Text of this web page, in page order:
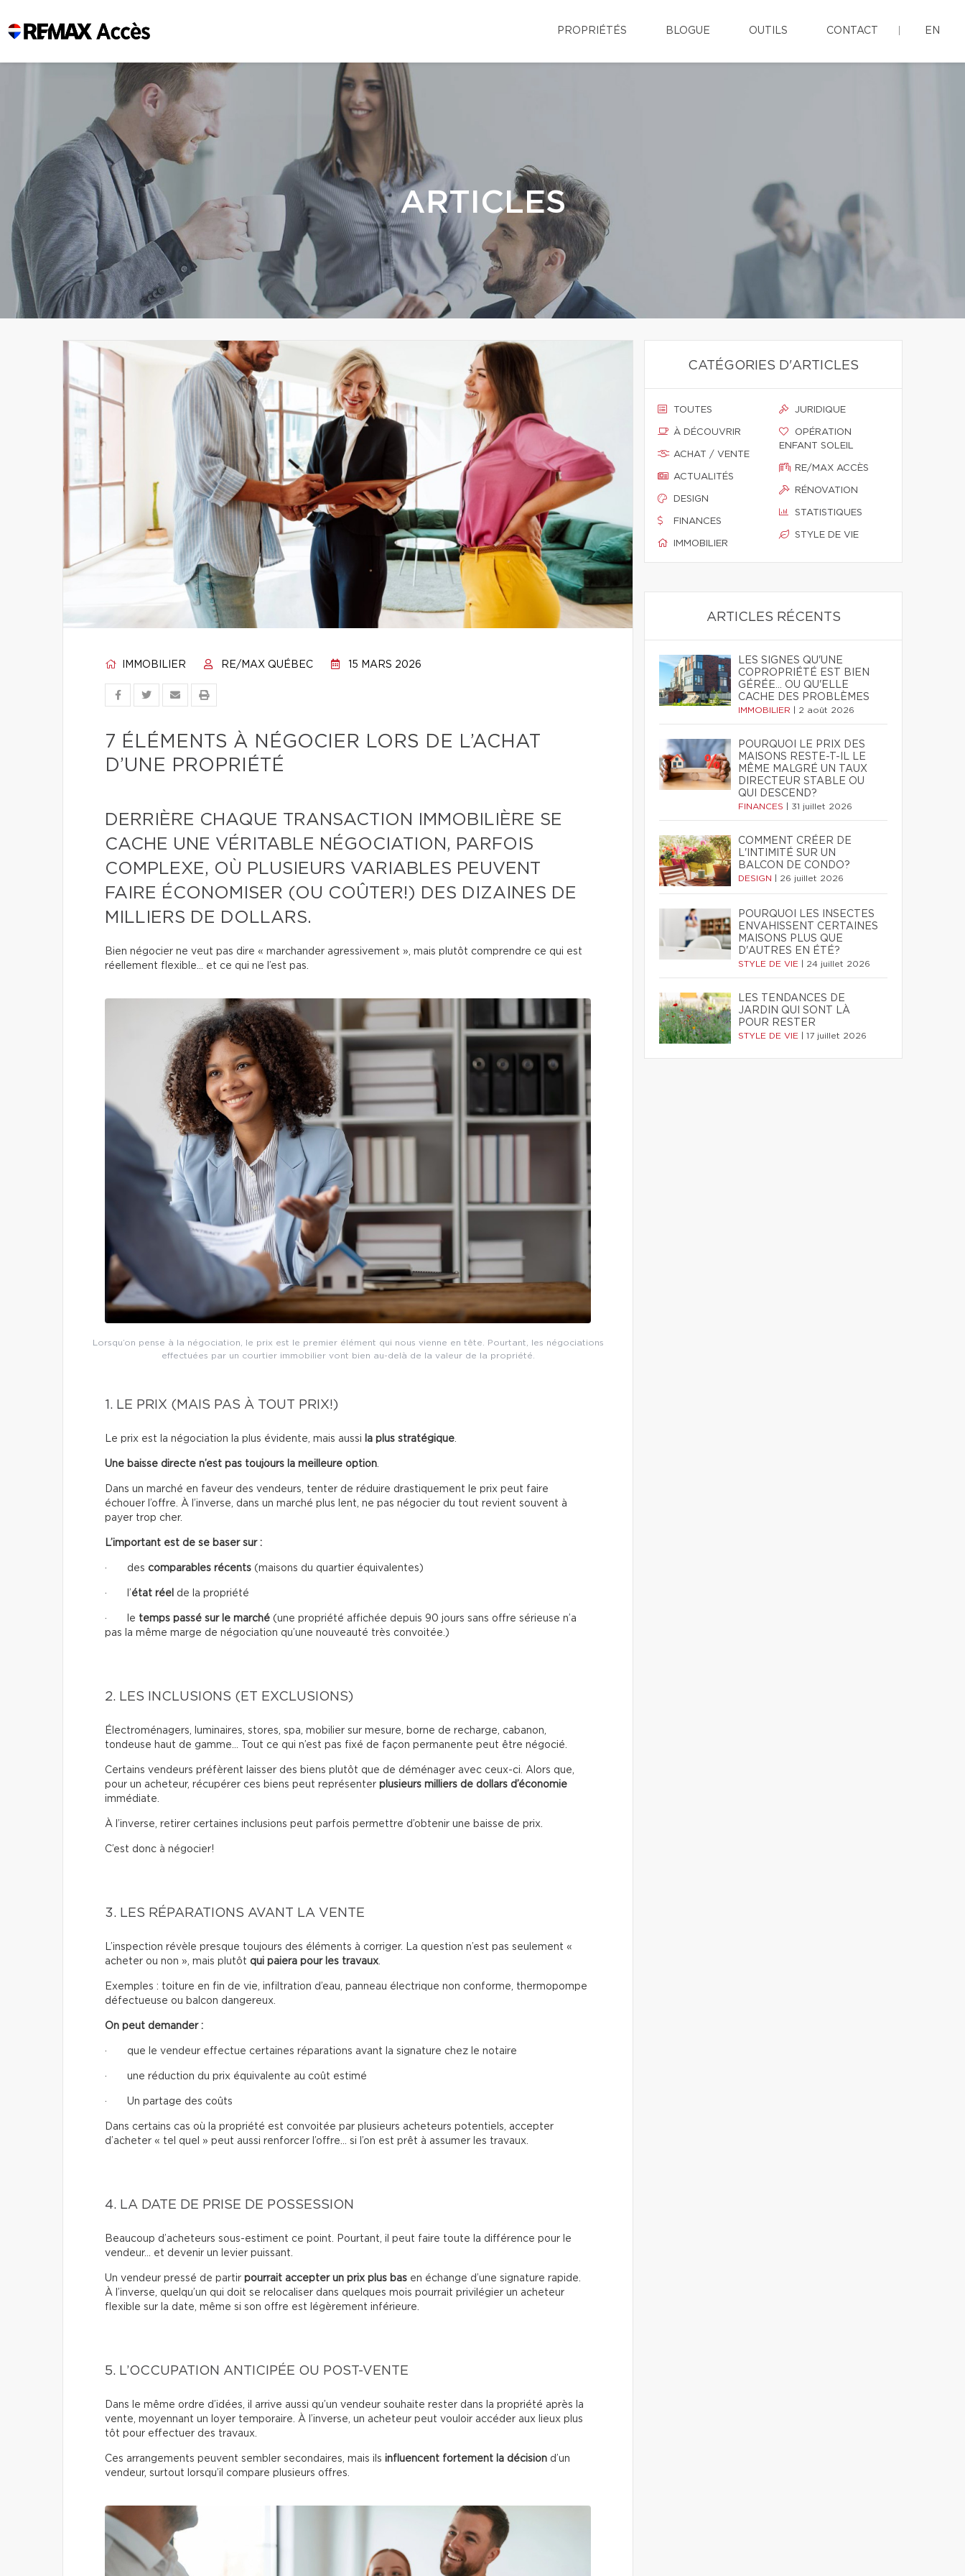
PROPRIÉTÉS BLOGUE OUTILS CONTACT EN
ARTICLES
IMMOBILIER RE/MAX QUÉBEC 15 MARS 2026
7 ÉLÉMENTS À NÉGOCIER LORS DE L’ACHAT
D’UNE PROPRIÉTÉ
DERRIÈRE CHAQUE TRANSACTION IMMOBILIÈRE SE
CACHE UNE VÉRITABLE NÉGOCIATION, PARFOIS
COMPLEXE, OÙ PLUSIEURS VARIABLES PEUVENT
FAIRE ÉCONOMISER (OU COÛTER!) DES DIZAINES DE
MILLIERS DE DOLLARS.
Bien négocier ne veut pas dire « marchander agressivement », mais plutôt comprendre ce qui est
réellement flexible… et ce qui ne l’est pas.
Lorsqu’on pense à la négociation, le prix est le premier élément qui nous vienne en tête. Pourtant, les négociations
effectuées par un courtier immobilier vont bien au-delà de la valeur de la propriété.
1. LE PRIX (MAIS PAS À TOUT PRIX!)
Le prix est la négociation la plus évidente, mais aussi la plus stratégique
Une baisse directe n’est pas toujours la meilleure option
Dans un marché en faveur des vendeurs, tenter de réduire drastiquement le prix peut faire
échouer l’offre. À l’inverse, dans un marché plus lent, ne pas négocier du tout revient souvent à
payer trop cher.
L’important est de se baser sur :
· des comparables récents (maisons du quartier équivalentes)
· l’état réel de la propriété
· le temps passé sur le marché (une propriété affichée depuis 90 jours sans offre sérieuse n’a
pas la même marge de négociation qu’une nouveauté très convoitée.)
2. LES INCLUSIONS (ET EXCLUSIONS)
Électroménagers, luminaires, stores, spa, mobilier sur mesure, borne de recharge, cabanon,
tondeuse haut de gamme… Tout ce qui n’est pas fixé de façon permanente peut être négocié.
Certains vendeurs préfèrent laisser des biens plutôt que de déménager avec ceux-ci. Alors que,
pour un acheteur, récupérer ces biens peut représenter plusieurs milliers de dollars d’économie
immédiate.
À l’inverse, retirer certaines inclusions peut parfois permettre d’obtenir une baisse de prix.
C’est donc à négocier!
3. LES RÉPARATIONS AVANT LA VENTE
L’inspection révèle presque toujours des éléments à corriger. La question n’est pas seulement «
acheter ou non », mais plutôt qui paiera pour les travaux
Exemples : toiture en fin de vie, infiltration d’eau, panneau électrique non conforme, thermopompe
défectueuse ou balcon dangereux.
On peut demander :
· que le vendeur effectue certaines réparations avant la signature chez le notaire
· une réduction du prix équivalente au coût estimé
· Un partage des coûts
Dans certains cas où la propriété est convoitée par plusieurs acheteurs potentiels, accepter
d’acheter « tel quel » peut aussi renforcer l’offre… si l’on est prêt à assumer les travaux.
4. LA DATE DE PRISE DE POSSESSION
Beaucoup d’acheteurs sous-estiment ce point. Pourtant, il peut faire toute la différence pour le
vendeur… et devenir un levier puissant.
Un vendeur pressé de partir pourrait accepter un prix plus bas en échange d’une signature rapide.
À l’inverse, quelqu’un qui doit se relocaliser dans quelques mois pourrait privilégier un acheteur
flexible sur la date, même si son offre est légèrement inférieure.
5. L’OCCUPATION ANTICIPÉE OU POST-VENTE
Dans le même ordre d’idées, il arrive aussi qu’un vendeur souhaite rester dans la propriété après la
vente, moyennant un loyer temporaire. À l’inverse, un acheteur peut vouloir accéder aux lieux plus
tôt pour effectuer des travaux.
Ces arrangements peuvent sembler secondaires, mais ils influencent fortement la décision d’un
vendeur, surtout lorsqu’il compare plusieurs offres.
CATÉGORIES D'ARTICLES
TOUTES
À DÉCOUVRIR
ACHAT / VENTE
ACTUALITÉS
DESIGN
FINANCES
IMMOBILIER
JURIDIQUE
ENFANT SOLEIL
RE/MAX ACCÈS
RÉNOVATION
STATISTIQUES
STYLE DE VIE
ARTICLES RÉCENTS
LES SIGNES QU'UNE
COPROPRIÉTÉ EST BIEN
GÉRÉE… OU QU'ELLE
CACHE DES PROBLÈMES
IMMOBILIER 2 août 2026
POURQUOI LE PRIX DES
MAISONS RESTE-T-IL LE
MÊME MALGRÉ UN TAUX
DIRECTEUR STABLE OU
QUI DESCEND?
FINANCES 31 juillet 2026
COMMENT CRÉER DE
L'INTIMITÉ SUR UN
BALCON DE CONDO?
DESIGN 26 juillet 2026
POURQUOI LES INSECTES
ENVAHISSENT CERTAINES
MAISONS PLUS QUE
D'AUTRES EN ÉTÉ?
STYLE DE VIE 24 juillet 2026
LES TENDANCES DE
JARDIN QUI SONT LÀ
POUR RESTER
STYLE DE VIE 17 juillet 2026